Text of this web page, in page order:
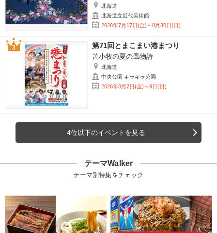
北海道
北海道立近代美術館
2026年7月17日(金)～8月30日(日)
第71回とまこまい港まつり
苫小牧の夏の風物詩
北海道
中央公園 キラキラ公園
2026年8月7日(金)～9日(日)
4位以下のイベントを見る
テーマWalker
テーマ別特集をチェック